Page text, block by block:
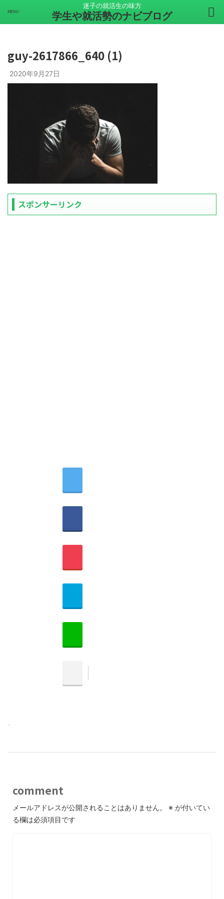
迷子の就活生の味方
学生や就活勢のナビブログ
guy-2617866_640 (1)
2020年9月27日
スポンサーリンク
-
comment
メールアドレスが公開されることはありません。 ※ が付いてい
る欄は必須項目です